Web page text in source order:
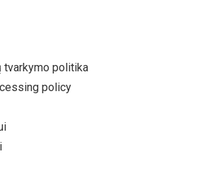
tvarkymo politika
policy